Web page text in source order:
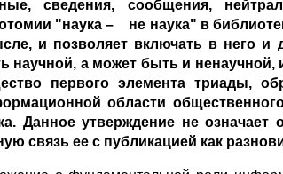
сведения, сообщения,
"наука – не наука" в
и позволяет включать в него и
научной, а может быть и ненаучной,
первого элемента триады,
области
Данное утверждение не означает
связь ее с публикацией как